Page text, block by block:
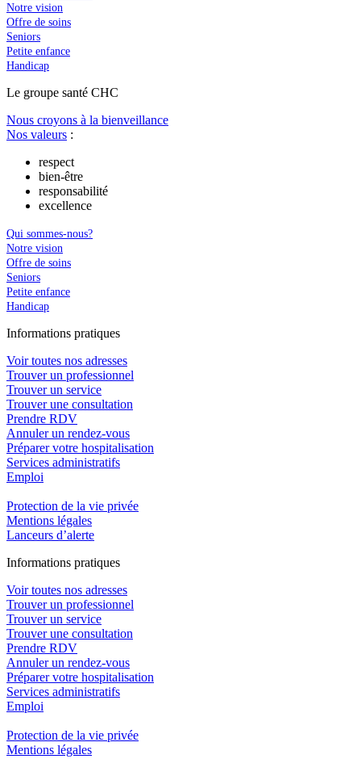
Notre vision
Offre de soins
Seniors
Petite enfance
Handicap
Le groupe santé CHC
Nous croyons à la bienveillance
Nos valeurs :
respect
bien-être
responsabilité
excellence
Qui sommes-nous?
Notre vision
Offre de soins
Seniors
Petite enfance
Handicap
Informations pratiques
Voir toutes nos adresses
Trouver un professionnel
Trouver un service
Trouver une consultation
Prendre RDV
Annuler un rendez-vous
Préparer votre hospitalisation
Services administratifs
Emploi​
Protection de la vie privée
Mentions légales
Lanceurs d’alerte
Informations pratiques
Voir toutes nos adresses
Trouver un professionnel
Trouver un service
Trouver une consultation
Prendre RDV
Annuler un rendez-vous
Préparer votre hospitalisation
Services administratifs
Emploi​
Protection de la vie privée
Mentions légales